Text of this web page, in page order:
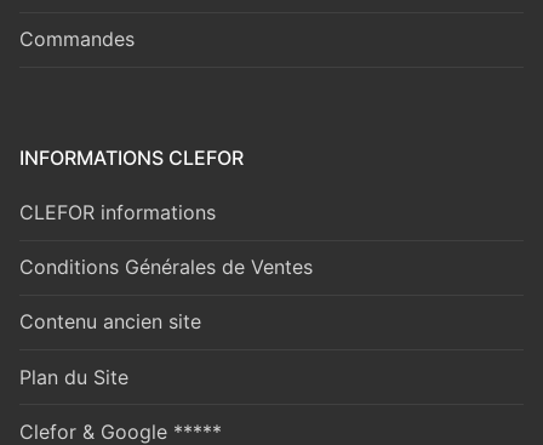
Commandes
INFORMATIONS CLEFOR
CLEFOR informations
Conditions Générales de Ventes
Contenu ancien site
Plan du Site
Clefor & Google *****